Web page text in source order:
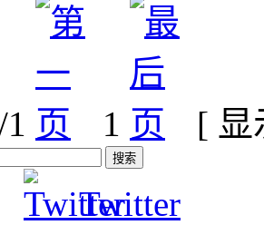
1 [
Twitter